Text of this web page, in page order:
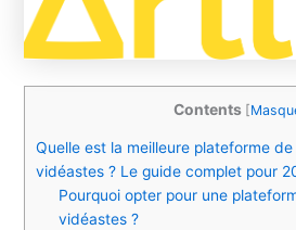
Contents [
Quelle est la meilleure plateforme
vidéastes ? Le guide complet pour
Pourquoi opter pour une
vidéastes ?